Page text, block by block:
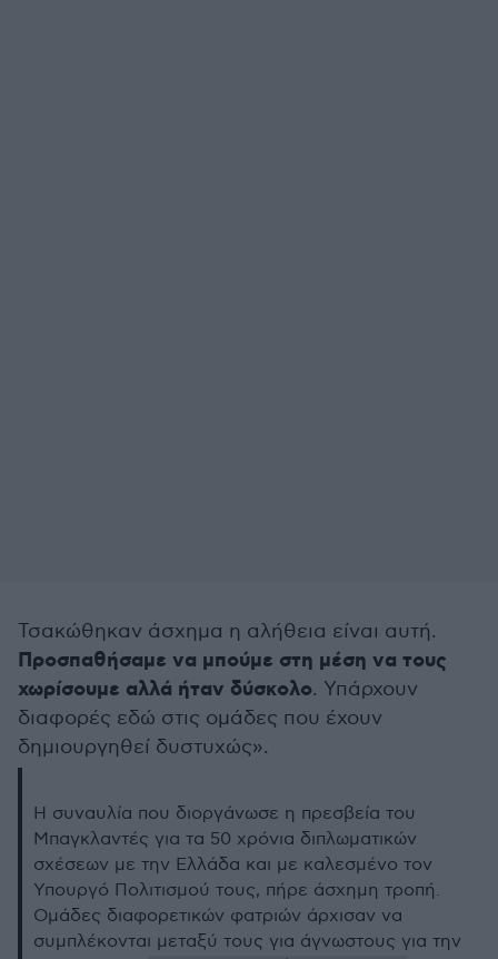
Τσακώθηκαν άσχημα η αλήθεια είναι αυτή.
Προσπαθήσαμε να μπούμε στη μέση να τους
χωρίσουμε αλλά ήταν δύσκολο. Υπάρχουν
διαφορές εδώ στις ομάδες που έχουν
δημιουργηθεί δυστυχώς».
Η συναυλία που διοργάνωσε η πρεσβεία του
Μπαγκλαντές για τα 50 χρόνια διπλωματικών
σχέσεων με την Ελλάδα και με καλεσμένο τον
Υπουργό Πολιτισμού τους, πήρε άσχημη τροπή.
Ομάδες διαφορετικών φατριών άρχισαν να
συμπλέκονται μεταξύ τους για άγνωστους για την